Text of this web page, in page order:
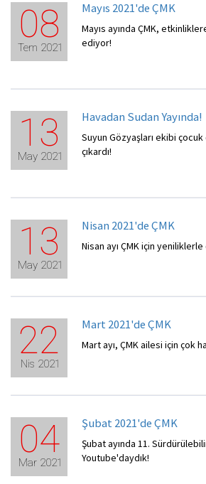
08
Tem 2021
Mayıs 2021'de ÇMK
Mayıs ayında ÇMK,
ediyor!
13
May 2021
Havadan Sudan Yayında!
Suyun Gözyaşları ekibi çocuk
çıkardı!
13
May 2021
Nisan 2021'de ÇMK
Nisan ayı ÇMK için
22
Nis 2021
Mart 2021'de ÇMK
Mart ayı, ÇMK ailesi için çok
04
Mar 2021
Şubat 2021'de ÇMK
Şubat ayında 11.
Youtube'daydık!